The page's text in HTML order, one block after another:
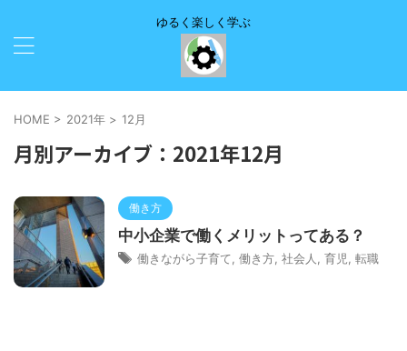
ゆるく楽しく学ぶ
HOME > 2021年 > 12月
月別アーカイブ：2021年12月
働き方
中小企業で働くメリットってある？
働きながら子育て 働き方 社会人 育児 転職